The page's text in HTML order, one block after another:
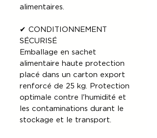
alimentaires.
✔ CONDITIONNEMENT
SÉCURISÉ
Emballage en sachet
alimentaire haute protection
placé dans un carton export
renforcé de 25 kg. Protection
optimale contre l'humidité et
les contaminations durant le
stockage et le transport.